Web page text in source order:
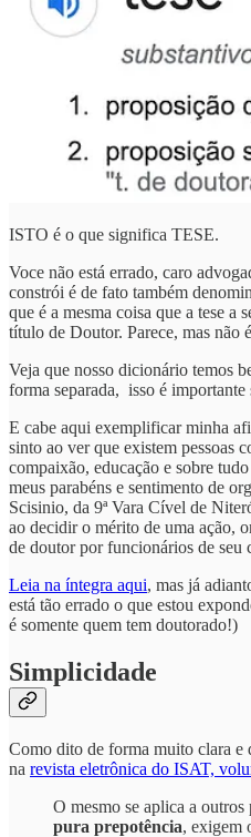
ISTO é o que significa TESE.
Voce não está errado, caro
constrói é de fato também
que é a mesma coisa que a tese a
título de Doutor. Parece, mas não
Veja que nosso dicionário temos
forma separada, isso é importante
E cabe aqui exemplificar minha
sinto ao ver que existem pessoas
compaixão, educação e sobre
meus parabéns e sentimento de
Scisinio, da 9ª Vara Cível de
ao decidir o mérito de uma ação,
de doutor por funcionários de seu
Leia na íntegra aqui, mas já
está tão errado o que estou
é somente quem tem doutorado!)
Simplicidade
Como dito de forma muito clara e
na revista eletrônica do ISAT,
O mesmo se aplica a outros
pura prepotência, exigem